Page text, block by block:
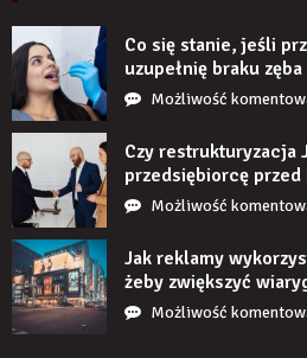
Co się stanie, jeśli
uzupełnię braku
Możliwość
Czy restrukturyzacja
przedsiębiorcę przed
Możliwość
Jak reklamy
żeby zwiększyć
Możliwość